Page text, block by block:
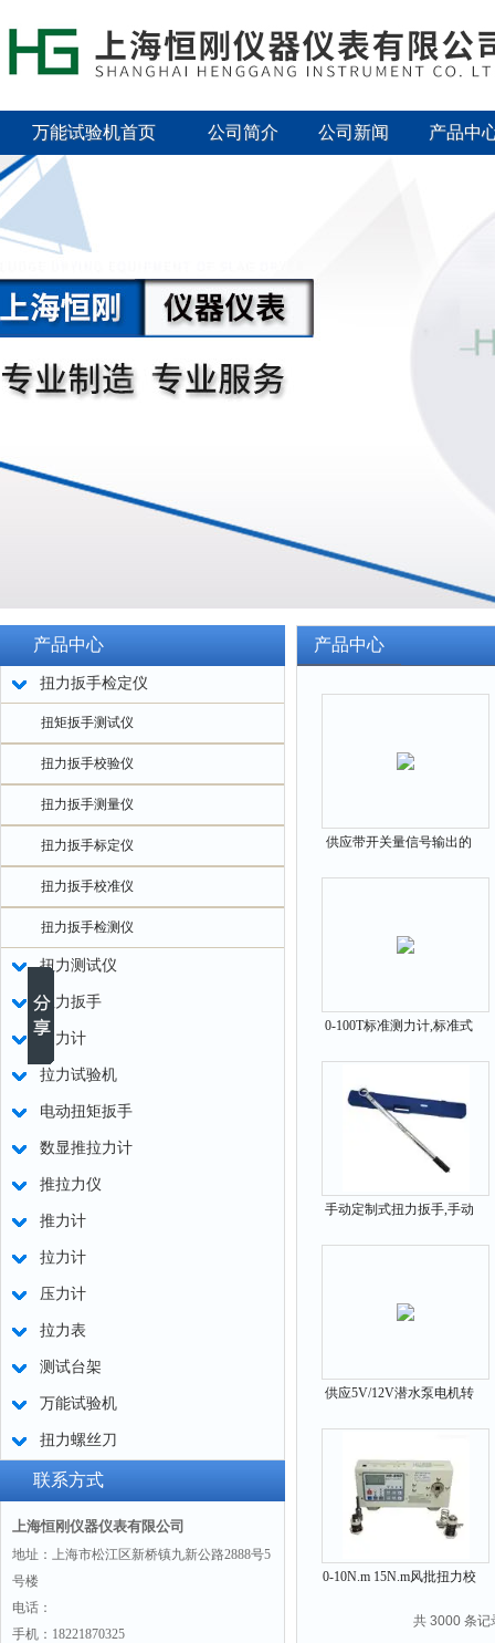
万能试验机首页 公司简介 公司新闻 产品中
产品中心
扭力扳手检定仪
扭矩扳手测试仪
扭力扳手校验仪
扭力扳手测量仪
扭力扳手标定仪
扭力扳手校准仪
扭力扳手检测仪
扭力测试仪
扭力扳手
测力计
拉力试验机
电动扭矩扳手
数显推拉力计
推拉力仪
推力计
拉力计
压力计
拉力表
测试台架
万能试验机
扭力螺丝刀
联系方式
上海恒刚仪器仪表有限公司
地址：上海市松江区新桥镇九新公路2888号5
号楼
电话：
手机：18221870325
产品中心
供应带开关量信号输出的
0-100T标准测力计,标准式
手动定制式扭力扳手,手动
供应5V/12V潜水泵电机转
0-10N.m 15N.m风批扭力校
共 3000 条